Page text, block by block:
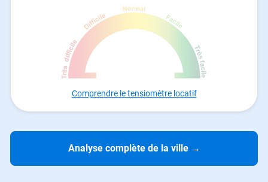
Comprendre le tensiomètre locatif
Analyse complète de la ville →